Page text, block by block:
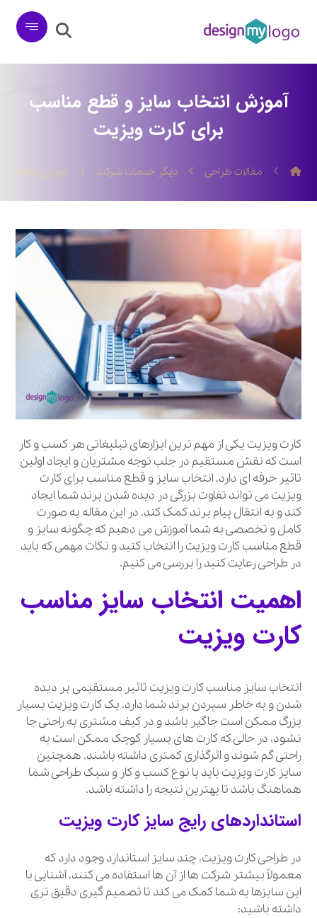
آموزش انتخاب سایز و قطع مناسب
برای کارت ویزیت
مقالات طراحی دیگر خدمات شرکت آموزش انتخاب
کارت ویزیت یکی از مهم ترین ابزارهای تبلیغاتی هر کسب و کار
است که نقش مستقیم در جلب توجه مشتریان و ایجاد اولین
تاثیر حرفه ای دارد. انتخاب سایز و قطع مناسب برای کارت
ویزیت می تواند تفاوت بزرگی در دیده شدن برند شما ایجاد
کند و به انتقال پیام برند کمک کند. در این مقاله به صورت
کامل و تخصصی به شما آموزش می دهیم که چگونه سایز و
قطع مناسب کارت ویزیت را انتخاب کنید و نکات مهمی که باید
در طراحی رعایت کنید را بررسی می کنیم.
اهمیت انتخاب سایز مناسب
کارت ویزیت
انتخاب سایز مناسب کارت ویزیت تاثیر مستقیمی بر دیده
شدن و به خاطر سپردن برند شما دارد. یک کارت ویزیت بسیار
بزرگ ممکن است جاگیر باشد و در کیف مشتری به راحتی جا
نشود، در حالی که کارت های بسیار کوچک ممکن است به
راحتی گم شوند و اثرگذاری کمتری داشته باشند. همچنین
سایز کارت ویزیت باید با نوع کسب و کار و سبک طراحی شما
هماهنگ باشد تا بهترین نتیجه را داشته باشد.
استانداردهای رایج سایز کارت ویزیت
در طراحی کارت ویزیت، چند سایز استاندارد وجود دارد که
معمولاً بیشتر شرکت ها از آن ها استفاده می کنند. آشنایی با
این سایزها به شما کمک می کند تا تصمیم گیری دقیق تری
داشته باشید: